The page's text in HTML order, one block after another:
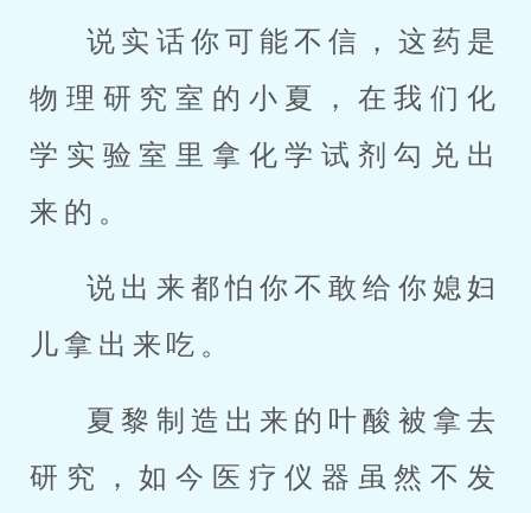
说实话你可能不信，这药是
物理研究室的小夏，在我们化
学实验室里拿化学试剂勾兑出
来的。
说出来都怕你不敢给你媳妇
儿拿出来吃。
夏黎制造出来的叶酸被拿去
研究，如今医疗仪器虽然不发